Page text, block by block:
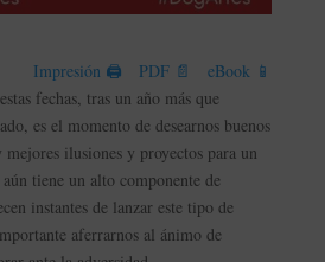
Impresión 🖨 PDF 📄 eBook 📱
fechas, tras un año más que
es el momento de desearnos buenos
mejores ilusiones y proyectos para un
aún tiene un alto componente de
instantes de lanzar este tipo de
aferrarnos al ánimo de